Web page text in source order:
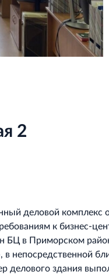
2
деловой
к бизнес-
БЦ в Приморском
непосредственной
делового здания